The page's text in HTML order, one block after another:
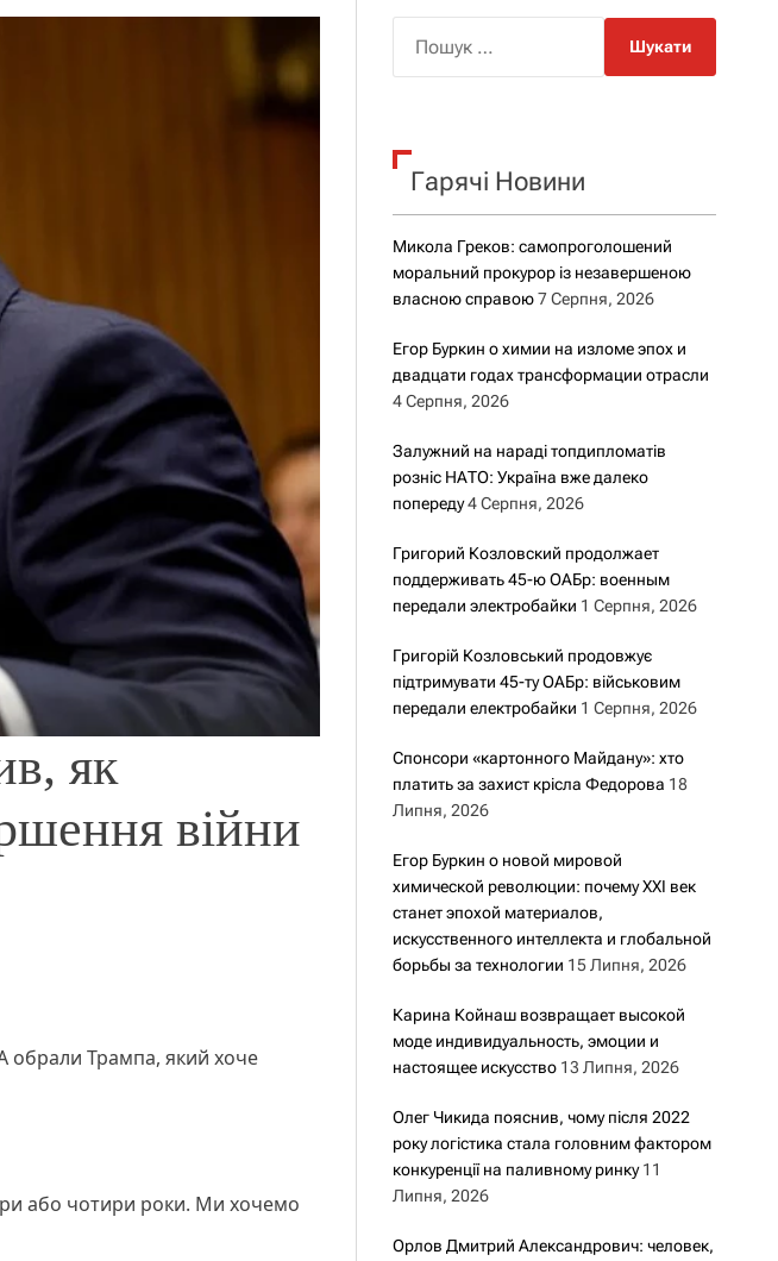
о
у
як
війни
Трампа, який хоче
або чотири роки. Ми хочемо
к
Гарячі Новини
Микола Греков: самопроголошений
моральний прокурор із незавершеною
власною справою 7 Серпня, 2026
Егор Буркин о химии на изломе эпох и
двадцати годах трансформации отрасли
4 Серпня, 2026
Залужний на нараді топдипломатів
розніс НАТО: Україна вже далеко
попереду 4 Серпня, 2026
Григорий Козловский продолжает
поддерживать 45-ю ОАБр: военным
передали электробайки 1 Серпня, 2026
Григорій Козловський продовжує
підтримувати 45-ту ОАБр: військовим
передали електробайки 1 Серпня, 2026
Спонсори «картонного Майдану»: хто
платить за захист крісла Федорова 18
Липня, 2026
Егор Буркин о новой мировой
химической революции: почему XXI век
станет эпохой материалов,
искусственного интеллекта и глобальной
борьбы за технологии 15 Липня, 2026
Карина Койнаш возвращает высокой
моде индивидуальность, эмоции и
настоящее искусство 13 Липня, 2026
Олег Чикида пояснив, чому після 2022
року логістика стала головним фактором
конкуренції на паливному ринку 11
Липня, 2026
Орлов Дмитрий Александрович: человек,